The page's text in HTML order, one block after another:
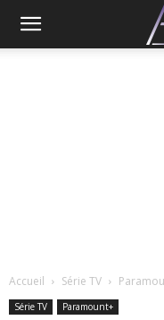
Accueil Série TV
Série TV Paramount+